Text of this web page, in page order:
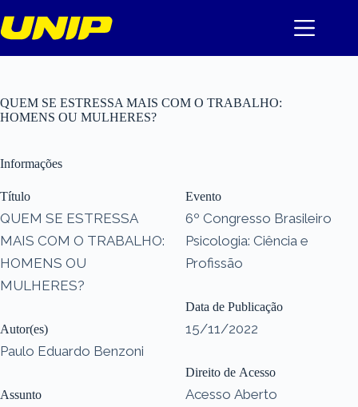
para
o
QUEM SE ESTRESSA MAIS COM O TRABALHO:
HOMENS OU MULHERES?
Informações
Título
QUEM SE ESTRESSA
MAIS COM O TRABALHO:
HOMENS OU
MULHERES?
Autor(es)
Paulo Eduardo Benzoni
Assunto
Evento
6º Congresso Brasileiro
Psicologia: Ciência e
Profissão
Data de Publicação
15/11/2022
Direito de Acesso
Acesso Aberto